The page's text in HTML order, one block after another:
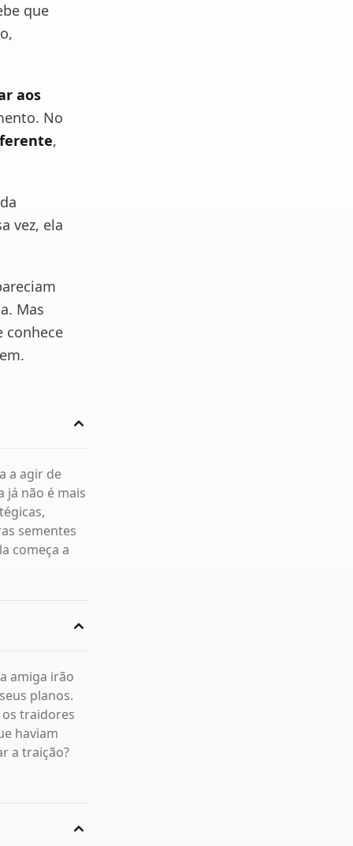
que
aos
No
,
vez, ela
Mas
conhece
a agir de
já não é mais
sementes
começa a
amiga irão
planos.
traidores
haviam
a traição?